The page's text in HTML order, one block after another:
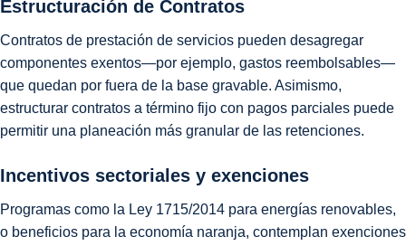
Estructuración de Contratos
Contratos de prestación de servicios pueden desagregar
componentes exentos—por ejemplo, gastos reembolsables—
que quedan por fuera de la base gravable. Asimismo,
estructurar contratos a término fijo con pagos parciales puede
permitir una planeación más granular de las retenciones.
Incentivos sectoriales y exenciones
Programas como la Ley 1715/2014 para energías renovables,
o beneficios para la economía naranja, contemplan exenciones